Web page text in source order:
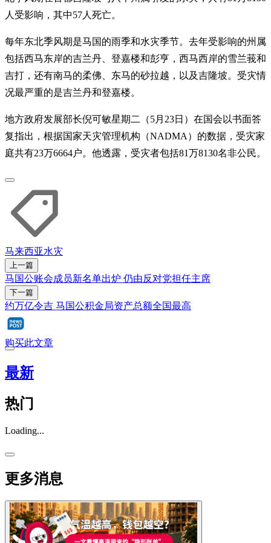
人受影响，其中57人死亡。
每年东北季风期是马国的雨季和水灾季节。去年受影响的州属
包括西马东岸的吉兰丹、登嘉楼和彭亨，西马西岸的雪兰莪和
吉打，还有南马的柔佛、东马的砂拉越，以及吉隆坡。受灾情
况最严重的是吉兰丹和登嘉楼。
地方政府发展部长倪可敏星期二（5月23日）在国会以书面答
复指出，根据国家天灾管理机构（NADMA）的数据，受灾家
庭共有23万6664户。他透露，受灾者包括81万8130名非公民。
马来西亚水灾
上一篇
马国公账会成员新名单出炉 仍由反对党担任主席
下一篇
约万亿令吉 马国公积金局资产总额全国最高
购买此文章
最新
热门
Loading...
更多消息